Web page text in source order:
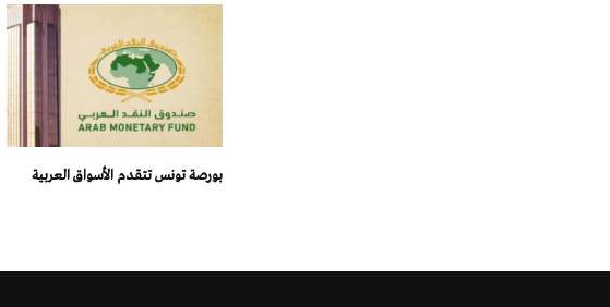
بورصة تونس تتقدم الأسواق العربية